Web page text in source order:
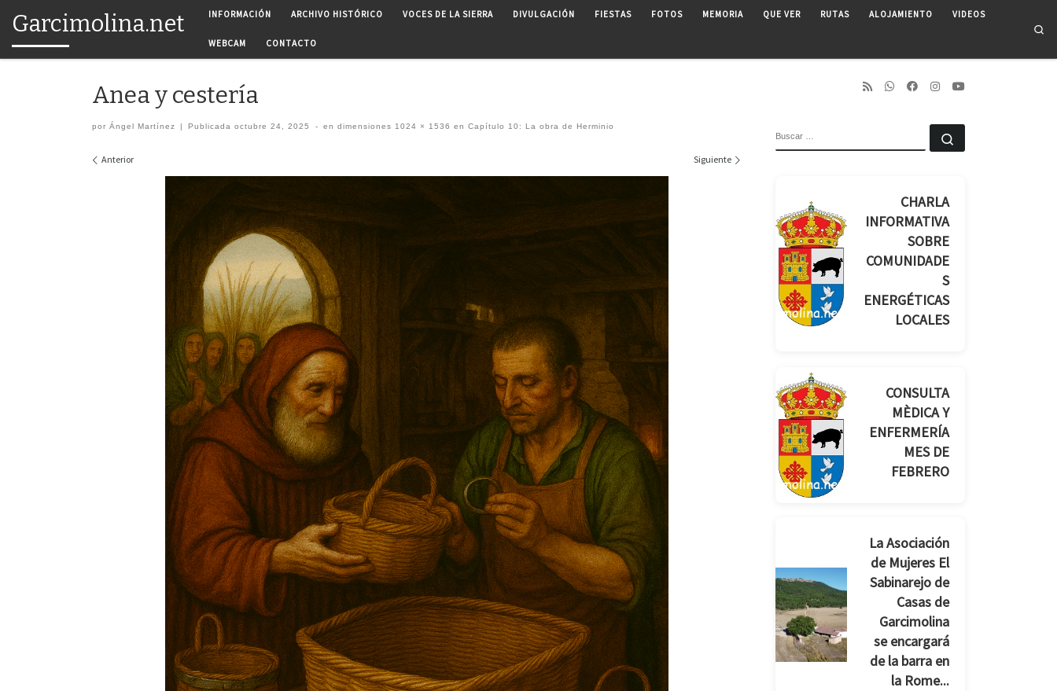
Saltar al contenido
Garcimolina.net INFORMACIÓN ARCHIVO HISTÓRICO VOCES DE LA SIERRA DIVULGACIÓN FIESTAS FOTOS MEMORIA QUE VER RUTAS ALOJAMIENTO VIDEOS
WEBCAM CONTACTO
Anea y cestería
por Ángel Martínez | Publicadaoctubre 24, 2025 - en dimensiones 1024 × 1536 en Capítulo 10: La obra de Herminio
Navegación de imágenes
Anterior Siguiente
CHARLA
INFORMATIVA
SOBRE
COMUNIDADE
S
ENERGÉTICAS
LOCALES
CONSULTA
MÈDICA Y
ENFERMERÍA
MES DE
FEBRERO
La Asociación
de Mujeres El
Sabinarejo de
Casas de
Garcimolina
se encargará
de la barra en
la Rome...